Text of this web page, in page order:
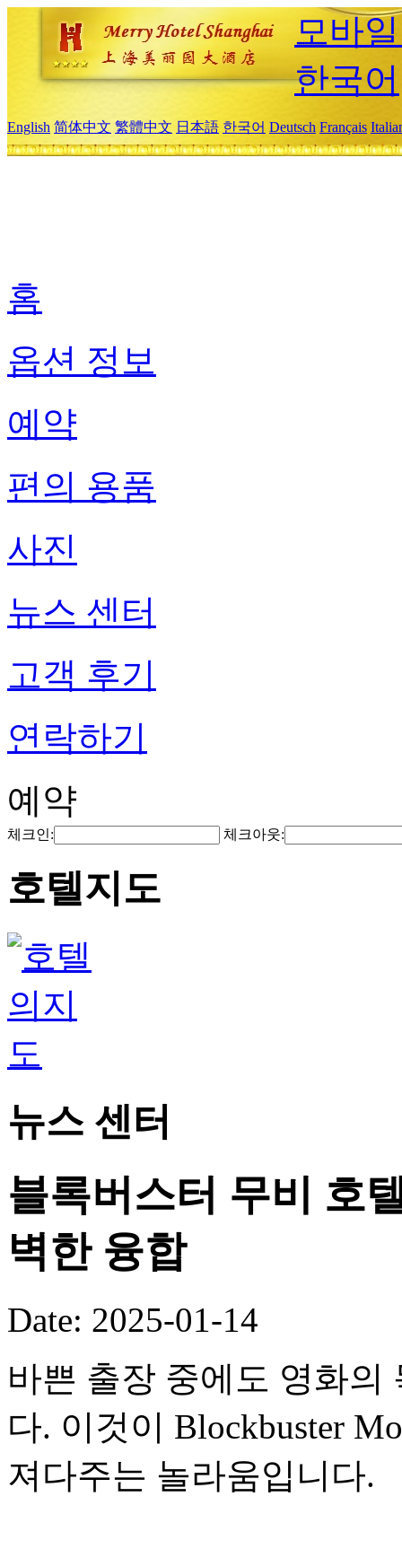
모바
한국어
English 简体中文 繁體中文 日本語 한국어 Deutsch Français
홈
옵션 정보
예약
편의 용품
사진
뉴스 센터
고객 후기
연락하기
예약
체크인: 체크아웃:
호텔지도
뉴스 센터
블록버스터 무비 호
벽한 융합
Date: 2025-01-14
바쁜 출장 중에도 영화의
다. 이것이 Blockbuster
져다주는 놀라움입니다.